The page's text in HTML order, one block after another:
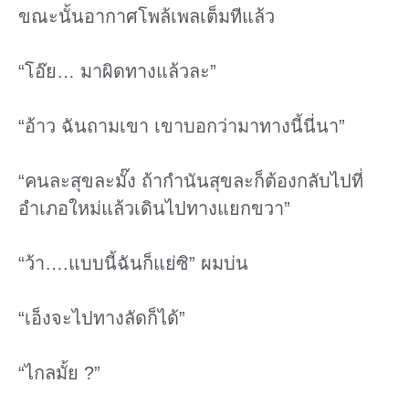
ขณะนั้นอากาศโพล้เพลเต็มทีแล้ว
“โอ๊ย… มาผิดทางแล้วละ”
“อ้าว ฉันถามเขา เขาบอกว่ามาทางนี้นี่นา”
“คนละสุขละมั๊ง ถ้ากํานันสุขละก็ต้องกลับไปที่
อําเภอใหม่แล้วเดินไปทางแยกขวา”
“ว้า….แบบนี้ฉันก็แย่ซิ” ผมบ่น
“เอ็งจะไปทางลัดก็ได้”
“ไกลมั้ย ?”